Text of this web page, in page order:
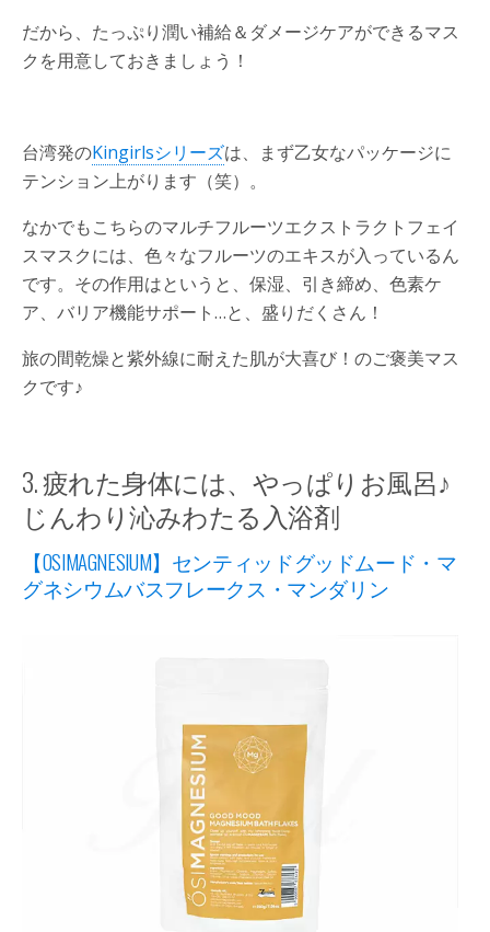
だから、たっぷり潤い補給＆ダメージケアができるマス
クを用意しておきましょう！
台湾発のKingirlsシリーズは、まず乙女なパッケージに
テンション上がります（笑）。
なかでもこちらのマルチフルーツエクストラクトフェイ
スマスクには、色々なフルーツのエキスが入っているん
です。その作用はというと、保湿、引き締め、色素ケ
ア、バリア機能サポート…と、盛りだくさん！
旅の間乾燥と紫外線に耐えた肌が大喜び！のご褒美マス
クです♪
3. 疲れた身体には、やっぱりお風呂♪
じんわり沁みわたる入浴剤
【OSIMAGNESIUM】センティッドグッドムード・マ
グネシウムバスフレークス・マンダリン